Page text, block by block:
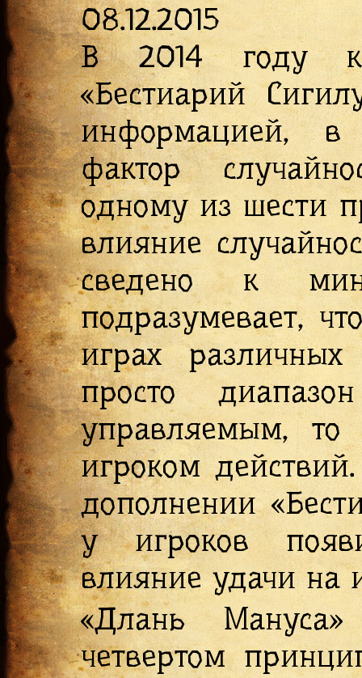
08.12.2015
В 2014 году
«Бестиарий
информацией, в
фактор
одному из шести
влияние
сведено к
подразумевает,
играх различных
просто
управляемым, то
игроком
дополнении
у игроков
влияние удачи на
«Длань
четвертом